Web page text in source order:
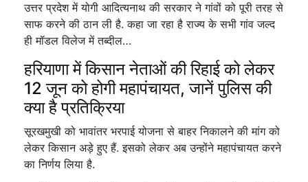
उत्तर प्रदेश में योगी आदित्यनाथ की सरकार ने गांवों को पूरी तरह से
साफ करने की ठान ली है. कहा जा रहा है राज्य के सभी गांव जल्द
ही मॉडल विलेज में तब्दील…
हरियाणा में किसान नेताओं की रिहाई को लेकर
12 जून को होगी महापंचायत, जानें पुलिस की
क्या है प्रतिक्रिया
सूरखमुखी को भावांतर भरपाई योजना से बाहर निकालने की मांग को
लेकर किसान अड़े हुए हैं. इसको लेकर अब उन्होंने महापंचायत करने
का निर्णय लिया है.